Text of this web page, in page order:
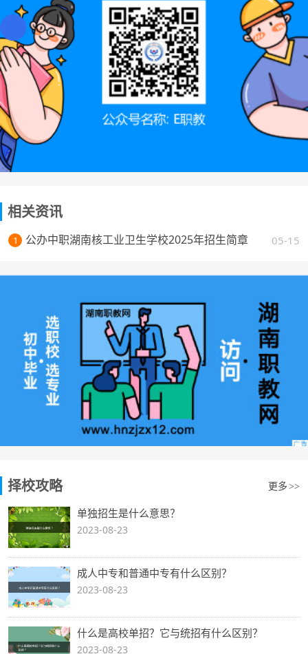
相关资讯
1 05-15
公办中职湖南核工业卫生学校2025年招生简章
择校攻略 更多 >>
单独招生是什么意思？
2023-08-23
成人中专和普通中专有什么区别？
2023-08-23
什么是高校单招？它与统招有什么区别？
2023-08-23